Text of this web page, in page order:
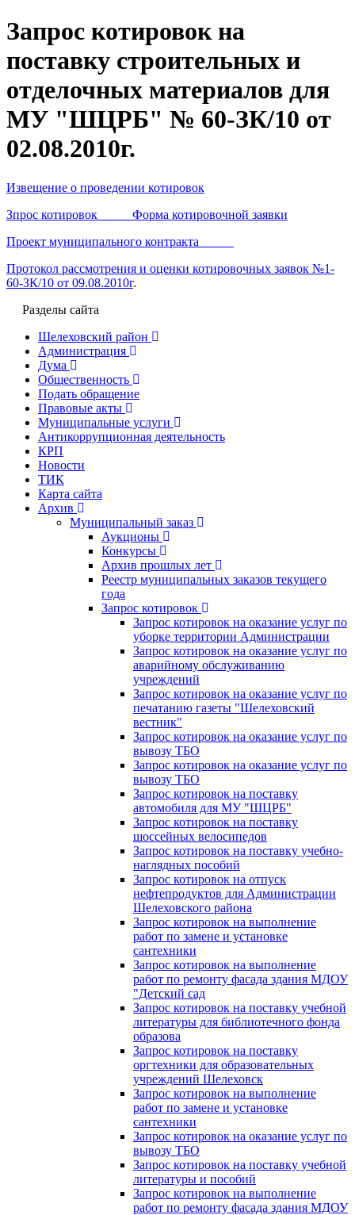
Запрос котировок на
поставку строительных и
отделочных материалов для
МУ "ШЦРБ" № 60-ЗК/10 от
02.08.2010г.
Извещение о проведении котировок
Зпрос котировок Форма котировочной заявки
Проект муниципального контракта
Протокол рассмотрения и оценки котировочных заявок №1-
60-ЗК/10 от 09.08.2010г.
Разделы сайта
Шелеховский район
Администрация
Дума
Общественность
Подать обращение
Правовые акты
Муниципальные услуги
Антикоррупционная деятельность
КРП
Новости
ТИК
Карта сайта
Архив
Муниципальный заказ
Аукционы
Конкурсы
Архив прошлых лет
Реестр муниципальных заказов текущего
года
Запрос котировок
Запрос котировок на оказание услуг по
уборке территории Администрации
Запрос котировок на оказание услуг по
аварийному обслуживанию
учреждений
Запрос котировок на оказание услуг по
печатанию газеты "Шелеховский
вестник"
Запрос котировок на оказание услуг по
вывозу ТБО
Запрос котировок на оказание услуг по
вывозу ТБО
Запрос котировок на поставку
автомобиля для МУ "ШЦРБ"
Запрос котировок на поставку
шоссейных велосипедов
Запрос котировок на поставку учебно-
наглядных пособий
Запрос котировок на отпуск
нефтепродуктов для Администрации
Шелеховского района
Запрос котировок на выполнение
работ по замене и установке
сантехники
Запрос котировок на выполнение
работ по ремонту фасада здания МДОУ
"Детский сад
Запрос котировок на поставку учебной
литературы для библиотечного фонда
образова
Запрос котировок на поставку
оргтехники для образовательных
учреждений Шелеховск
Запрос котировок на выполнение
работ по замене и установке
сантехники
Запрос котировок на оказание услуг по
вывозу ТБО
Запрос котировок на поставку учебной
литературы и пособий
Запрос котировок на выполнение
работ по ремонту фасада здания МДОУ